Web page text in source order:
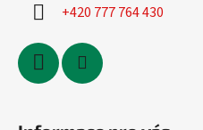
+420 777 764 430